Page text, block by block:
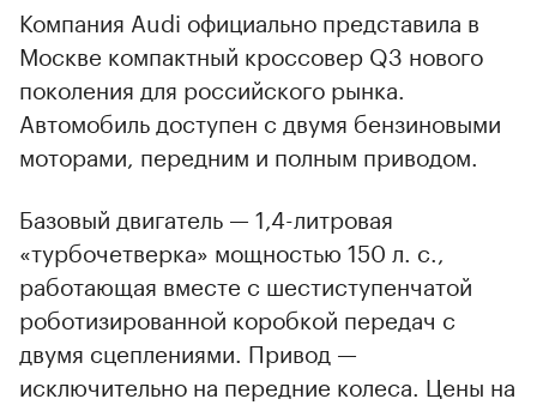
Компания Audi официально представила в
Москве компактный кроссовер Q3 нового
поколения для российского рынка.
Автомобиль доступен с двумя бензиновыми
моторами, передним и полным приводом.
Базовый двигатель — 1,4-литровая
«турбочетверка» мощностью 150 л. с.,
работающая вместе с шестиступенчатой
роботизированной коробкой передач с
двумя сцеплениями. Привод —
исключительно на передние колеса. Цены на